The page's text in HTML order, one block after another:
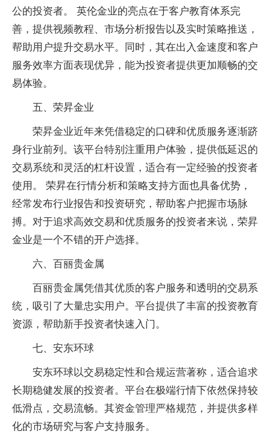
公的投资者。 英伦金业的亮点在于客户教育体系完
善，提供视频教程、市场分析报告以及实时策略推送，
帮助用户提升交易水平。同时，其在出入金速度和客户
服务效率方面表现优异，能为投资者提供更加顺畅的交
易体验。
五、荣昇金业
荣昇金业近年来凭借稳定的口碑和优质服务逐渐跻
身行业前列。该平台特别注重用户体验，提供低延迟的
交易系统和灵活的杠杆设置，适合有一定经验的投资者
使用。 荣昇在行情分析和策略支持方面也具备优势，
经常发布行业报告和投资研究，帮助客户把握市场脉
搏。对于追求高效交易和优质服务的投资者来说，荣昇
金业是一个不错的开户选择。
六、百丽贵金属
百丽贵金属凭借其优质的客户服务和透明的交易系
统，吸引了大量忠实用户。平台提供了丰富的投资教育
资源，帮助新手投资者快速入门。
七、安东环球
安东环球以交易稳定性和合规运营著称，适合追求
长期稳健发展的投资者。平台在极端行情下依然保持较
低滑点，交易流畅。其资金管理严格规范，并提供多样
化的市场研究与客户支持服务。